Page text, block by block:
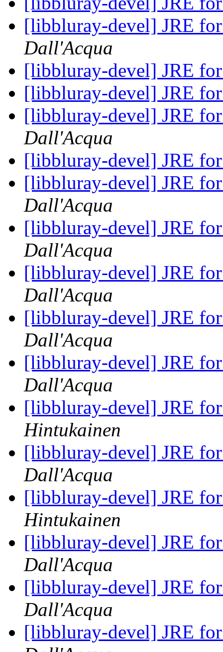
[libbluray-devel] JRE
Dall'Acqua
[libbluray-devel] JRE
[libbluray-devel] JRE
[libbluray-devel] JRE
Dall'Acqua
[libbluray-devel] JRE
[libbluray-devel] JRE
Dall'Acqua
[libbluray-devel] JRE
Dall'Acqua
[libbluray-devel] JRE
Dall'Acqua
[libbluray-devel] JRE
Dall'Acqua
[libbluray-devel] JRE
Dall'Acqua
[libbluray-devel] JRE
Hintukainen
[libbluray-devel] JRE
Dall'Acqua
[libbluray-devel] JRE
Hintukainen
[libbluray-devel] JRE
Dall'Acqua
[libbluray-devel] JRE
Dall'Acqua
[libbluray-devel] JRE